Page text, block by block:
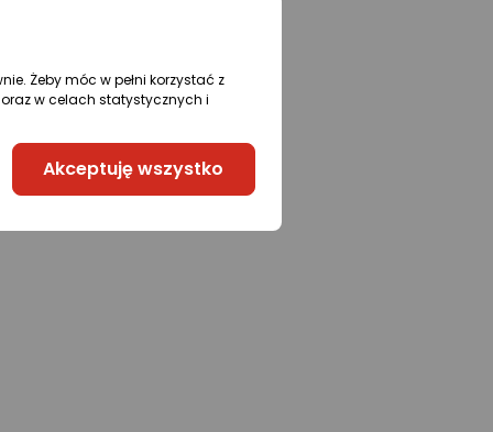
Żeby móc w pełni korzystać z
w celach statystycznych i
Akceptuję wszystko